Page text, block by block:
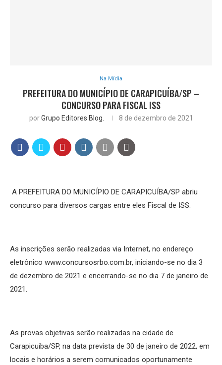
Na Mídia
PREFEITURA DO MUNICÍPIO DE CARAPICUÍBA/SP –
CONCURSO PARA FISCAL ISS
porGrupo Editores Blog. 8 de dezembro de 2021
A PREFEITURA DO MUNICÍPIO DE CARAPICUÍBA/SP abriu
concurso para diversos cargas entre eles Fiscal de ISS.
As inscrições serão realizadas via Internet, no endereço
eletrônico www.concursosrbo.com.br, iniciando-se no dia 3
de dezembro de 2021 e encerrando-se no dia 7 de janeiro de
2021.
As provas objetivas serão realizadas na cidade de
Carapicuíba/SP, na data prevista de 30 de janeiro de 2022, em
locais e horários a serem comunicados oportunamente